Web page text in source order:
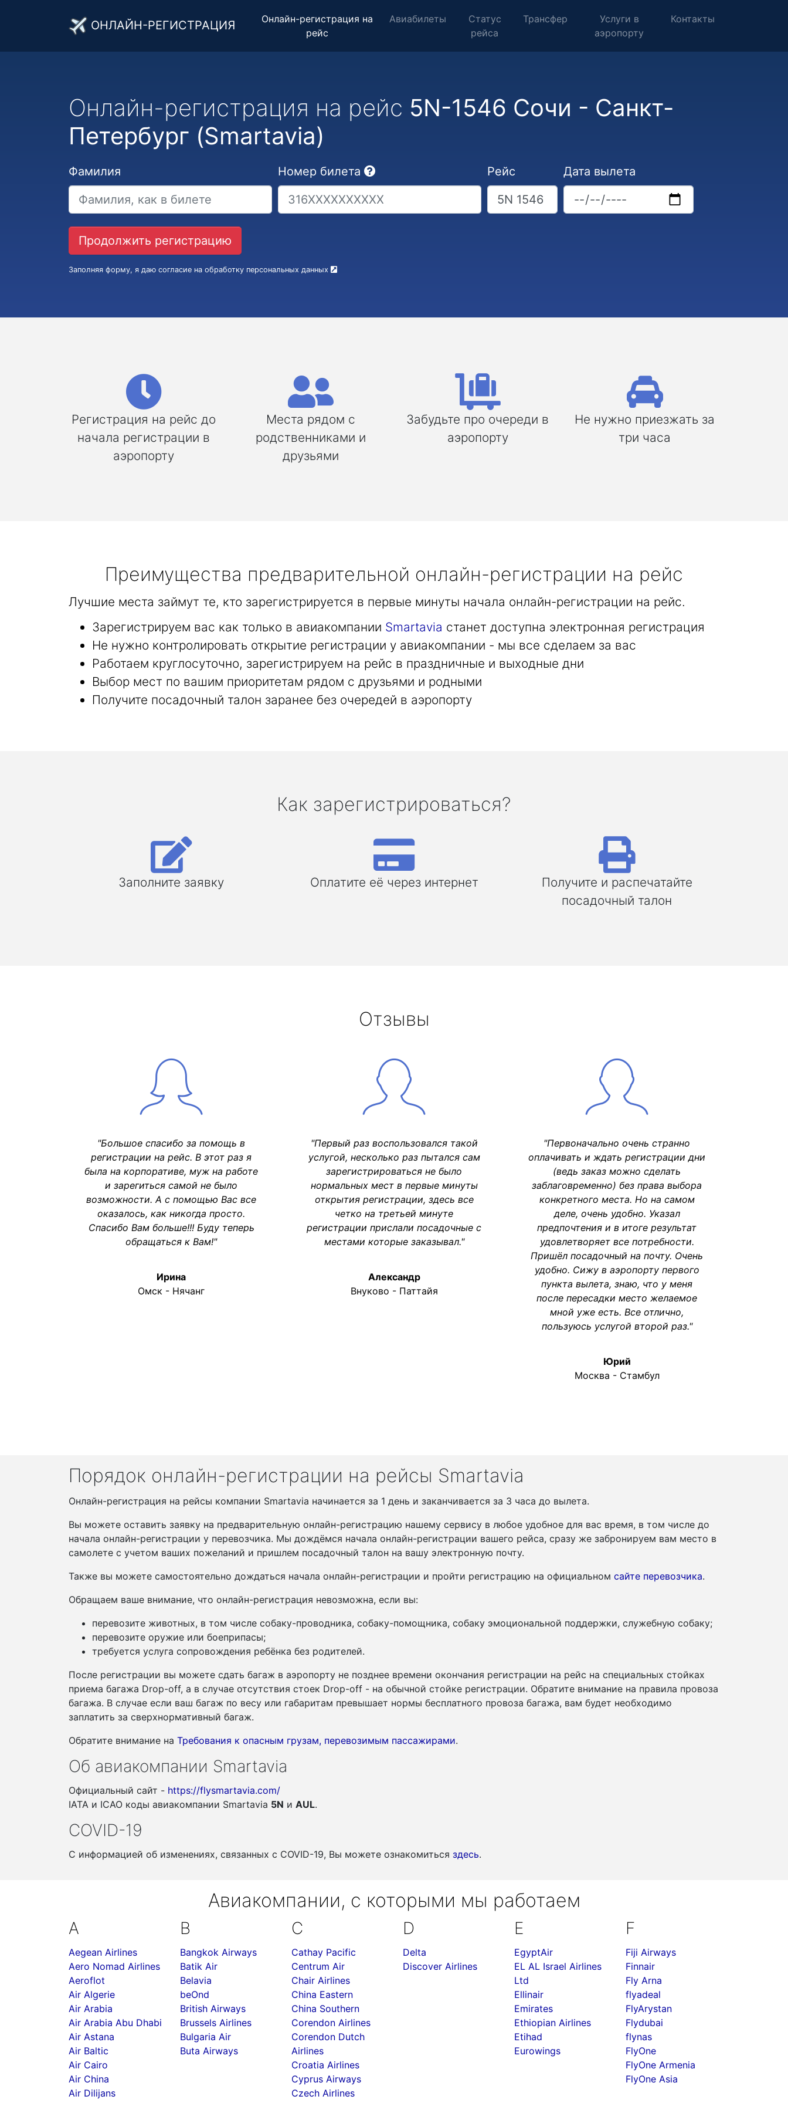
ОНЛАЙН-РЕГИСТРАЦИЯ
Онлайн-регистрация на
рейс
Авиабилеты
Статус
рейса
Трансфер
Услуги в
аэропорту
Контакты
Онлайн-регистрация на рейс 5N-1546 Сочи - Санкт-
Петербург (Smartavia)
Фамилия Номер билета Рейс Дата вылета
Заполняя форму, я даю согласие на обработку персональных данных
Регистрация на рейс до
начала регистрации в
аэропорту
Места рядом с
родственниками и
друзьями
Забудьте про очереди в
аэропорту
Не нужно приезжать за
три часа
Преимущества предварительной онлайн-регистрации на рейс
Лучшие места займут те, кто зарегистрируется в первые минуты начала онлайн-регистрации на рейс.
Зарегистрируем вас как только в авиакомпании Smartavia станет доступна электронная регистрация
Не нужно контролировать открытие регистрации у авиакомпании - мы все сделаем за вас
Работаем круглосуточно, зарегистрируем на рейс в праздничные и выходные дни
Выбор мест по вашим приоритетам рядом с друзьями и родными
Получите посадочный талон заранее без очередей в аэропорту
Как зарегистрироваться?
Заполните заявку Оплатите её через интернет
Получите и распечатайте
посадочный талон
Отзывы
"Большое спасибо за помощь в
регистрации на рейс. В этот раз я
была на корпоративе, муж на работе
и зарегиться самой не было
возможности. А с помощью Вас все
оказалось, как никогда просто.
Спасибо Вам больше!!! Буду теперь
обращаться к Вам!"
Ирина
Омск - Нячанг
"Первый раз воспользовался такой
услугой, несколько раз пытался сам
зарегистрироваться не было
нормальных мест в первые минуты
открытия регистрации, здесь все
четко на третьей минуте
регистрации прислали посадочные с
местами которые заказывал."
Александр
Внуково - Паттайя
"Первоначально очень странно
оплачивать и ждать регистрации дни
(ведь заказ можно сделать
заблаговременно) без права выбора
конкретного места. Но на самом
деле, очень удобно. Указал
предпочтения и в итоге результат
удовлетворяет все потребности.
Пришёл посадочный на почту. Очень
удобно. Сижу в аэропорту первого
пункта вылета, знаю, что у меня
после пересадки место желаемое
мной уже есть. Все отлично,
пользуюсь услугой второй раз."
Юрий
Москва - Стамбул
Порядок онлайн-регистрации на рейсы Smartavia
Онлайн-регистрация на рейсы компании Smartavia начинается за 1 день и заканчивается за 3 часа до вылета.
Вы можете оставить заявку на предварительную онлайн-регистрацию нашему сервису в любое удобное для вас время, в том числе до
начала онлайн-регистрации у перевозчика. Мы дождёмся начала онлайн-регистрации вашего рейса, сразу же забронируем вам место в
самолете с учетом ваших пожеланий и пришлем посадочный талон на вашу электронную почту.
Также вы можете самостоятельно дождаться начала онлайн-регистрации и пройти регистрацию на официальном сайте перевозчика.
Обращаем ваше внимание, что онлайн-регистрация невозможна, если вы:
перевозите животных, в том числе собаку-проводника, собаку-помощника, собаку эмоциональной поддержки, служебную собаку;
перевозите оружие или боеприпасы;
требуется услуга сопровождения ребёнка без родителей.
После регистрации вы можете сдать багаж в аэропорту не позднее времени окончания регистрации на рейс на специальных стойках
приема багажа Drop-off, а в случае отсутствия стоек Drop-off - на обычной стойке регистрации. Обратите внимание на правила провоза
багажа. В случае если ваш багаж по весу или габаритам превышает нормы бесплатного провоза багажа, вам будет необходимо
заплатить за сверхнормативный багаж.
Обратите внимание на Требования к опасным грузам, перевозимым пассажирами.
Об авиакомпании Smartavia
Официальный сайт - https://flysmartavia.com/
IATA и ICAO коды авиакомпании Smartavia 5N и AUL.
COVID-19
С информацией об изменениях, связанных c COVID-19, Вы можете ознакомиться здесь.
Авиакомпании, с которыми мы работаем
A
Aegean Airlines
Aero Nomad Airlines
Aeroflot
Air Algerie
Air Arabia
Air Arabia Abu Dhabi
Air Astana
Air Baltic
Air Cairo
Air China
Air Dilijans
B
Bangkok Airways
Batik Air
Belavia
beOnd
British Airways
Brussels Airlines
Bulgaria Air
Buta Airways
C
Cathay Pacific
Centrum Air
Chair Airlines
China Eastern
China Southern
Corendon Airlines
Corendon Dutch
Airlines
Croatia Airlines
Cyprus Airways
Czech Airlines
D
Delta
Discover Airlines
E
EgyptAir
EL AL Israel Airlines
Ltd
Ellinair
Emirates
Ethiopian Airlines
Etihad
Eurowings
F
Fiji Airways
Finnair
Fly Arna
flyadeal
FlyArystan
Flydubai
flynas
FlyOne
FlyOne Armenia
FlyOne Asia